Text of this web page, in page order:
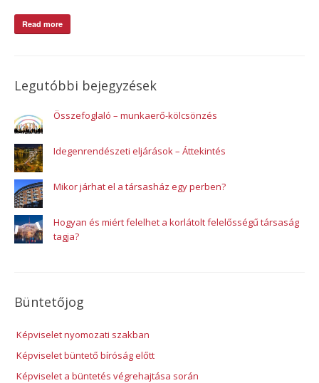
Read more
Legutóbbi bejegyzések
Összefoglaló – munkaerő-kölcsönzés
Idegenrendészeti eljárások – Áttekintés
Mikor járhat el a társasház egy perben?
Hogyan és miért felelhet a korlátolt felelősségű társaság
tagja?
Büntetőjog
Képviselet nyomozati szakban
Képviselet büntető bíróság előtt
Képviselet a büntetés végrehajtása során